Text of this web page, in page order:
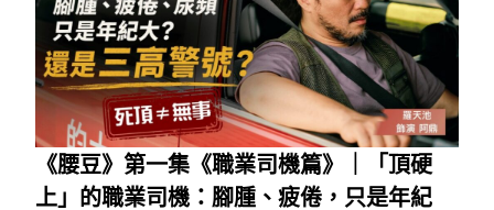
《腰豆》第一集《職業司機篇》｜「頂硬
上」的職業司機：腳腫、疲倦，只是年紀